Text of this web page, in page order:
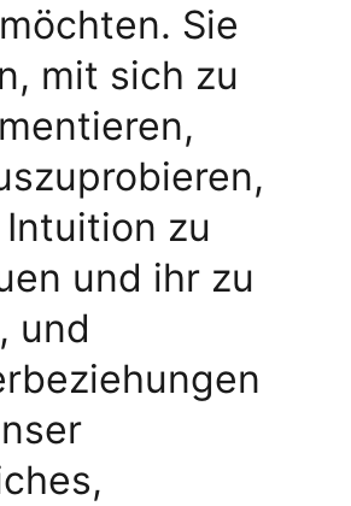
Sie
mit sich zu
zu
und ihr zu
und